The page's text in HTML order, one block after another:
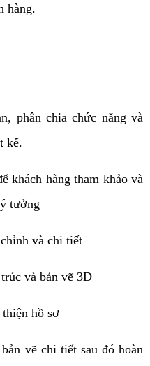
hàng.
phân chia chức năng và
kế.
khách hàng tham khảo và
tưởng
và chi tiết
và bản vẽ 3D
hồ sơ
vẽ chi tiết sau đó hoàn